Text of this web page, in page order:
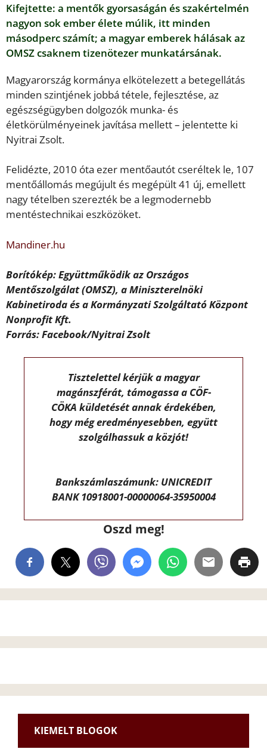
Kifejtette: a mentők gyorsaságán és szakértelmén
nagyon sok ember élete múlik, itt minden
másodperc számít; a magyar emberek hálásak az
OMSZ csaknem tizenötezer munkatársának.
Magyarország kormánya elkötelezett a betegellátás
minden szintjének jobbá tétele, fejlesztése, az
egészségügyben dolgozók munka- és
életkörülményeinek javítása mellett – jelentette ki
Nyitrai Zsolt.
Felidézte, 2010 óta ezer mentőautót cseréltek le, 107
mentőállomás megújult és megépült 41 új, emellett
nagy tételben szerezték be a legmodernebb
mentéstechnikai eszközöket.
Mandiner.hu
Borítókép: Együttműködik az Országos
Mentőszolgálat (OMSZ), a Miniszterelnöki
Kabinetiroda és a Kormányzati Szolgáltató Központ
Nonprofit Kft.
Forrás: Facebook/Nyitrai Zsolt
Tisztelettel kérjük a magyar
magánszférát, támogassa a CÖF-
CÖKA küldetését annak érdekében,
hogy még eredményesebben, együtt
szolgálhassuk a közjót!
Bankszámlaszámunk: UNICREDIT
BANK 10918001-00000064-35950004
Oszd meg!
KIEMELT BLOGOK